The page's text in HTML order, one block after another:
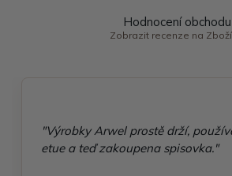
Hodnocení obchodu
Zobrazit recenze na
"Výrobky Arwel prostě drží,
etue a teď zakoupena spisovka."